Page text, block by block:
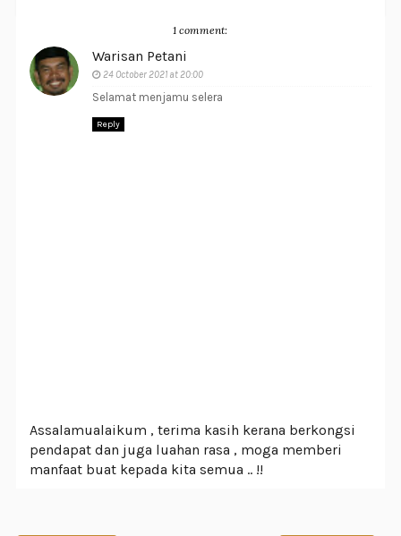
1 comment:
Warisan Petani
24 October 2021 at 20:00
Selamat menjamu selera
Reply
Assalamualaikum , terima kasih kerana berkongsi
pendapat dan juga luahan rasa , moga memberi
manfaat buat kepada kita semua .. !!